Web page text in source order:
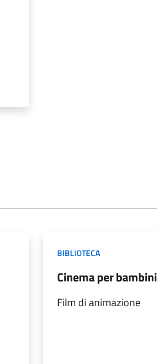
BIBLIOTECA
Cinema per bambini
Film di animazione